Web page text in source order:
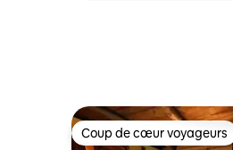
Coup de cœur voyageurs
Coup de cœur voyageurs